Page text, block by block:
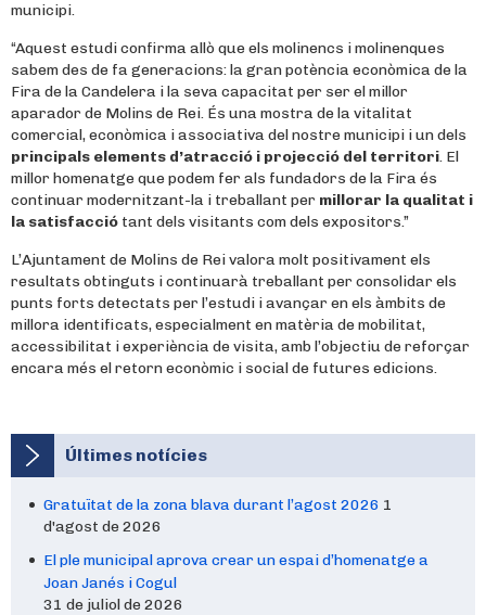
municipi.
“Aquest estudi confirma allò que els molinencs i molinenques
sabem des de fa generacions: la gran potència econòmica de la
Fira de la Candelera i la seva capacitat per ser el millor
aparador de Molins de Rei. És una mostra de la vitalitat
comercial, econòmica i associativa del nostre municipi i un dels
principals elements d’atracció i projecció del territori. El
millor homenatge que podem fer als fundadors de la Fira és
continuar modernitzant-la i treballant per millorar la qualitat i
la satisfacció tant dels visitants com dels expositors.”
L’Ajuntament de Molins de Rei valora molt positivament els
resultats obtinguts i continuarà treballant per consolidar els
punts forts detectats per l’estudi i avançar en els àmbits de
millora identificats, especialment en matèria de mobilitat,
accessibilitat i experiència de visita, amb l’objectiu de reforçar
encara més el retorn econòmic i social de futures edicions.
Últimes notícies
Gratuïtat de la zona blava durant l’agost 2026 1
d'agost de 2026
El ple municipal aprova crear un espai d’homenatge a
Joan Janés i Cogul
31 de juliol de 2026